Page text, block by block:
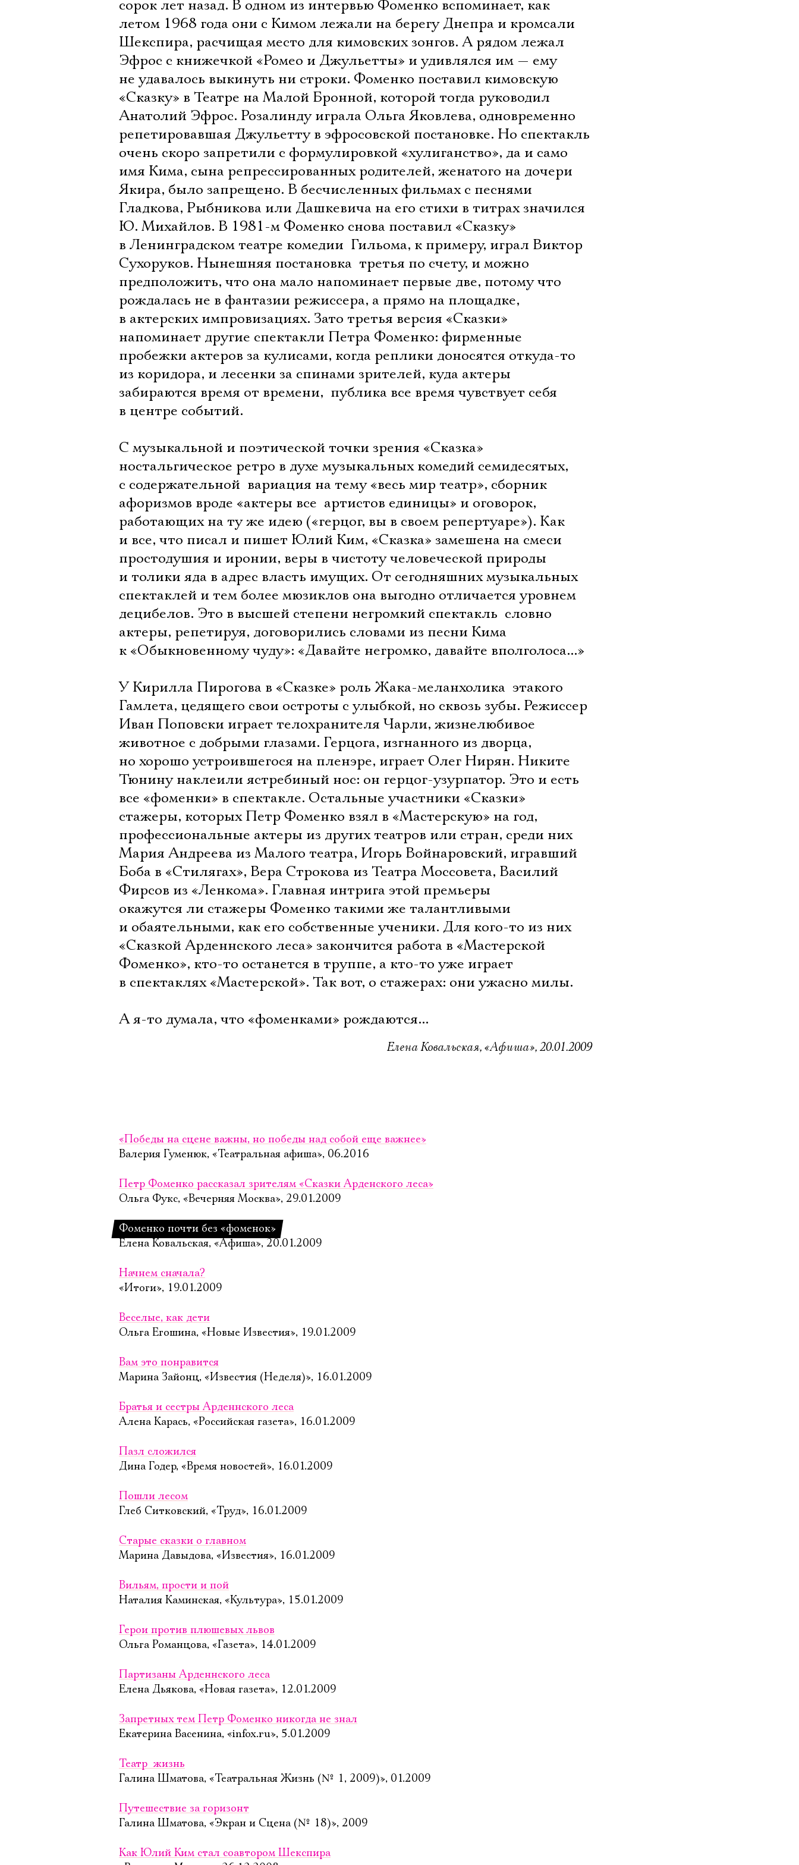
сорок лет назад. В одном из интервью Фоменко вспоминает, как
летом 1968 года они с Кимом лежали на берегу Днепра и кромсали
Шекспира, расчищая место для кимовских зонгов. А рядом лежал
Эфрос с книжечкой «Ромео и Джульетты» и удивлялся им — ему
не удавалось выкинуть ни строки. Фоменко поставил кимовскую
«Сказку» в Театре на Малой Бронной, которой тогда руководил
Анатолий Эфрос. Розалинду играла Ольга Яковлева, одновременно
репетировавшая Джульетту в эфросовской постановке. Но спектакль
очень скоро запретили с формулировкой «хулиганство», да и само
имя Кима, сына репрессированных родителей, женатого на дочери
Якира, было запрещено. В бесчисленных фильмах с песнями
Гладкова, Рыбникова или Дашкевича на его стихи в титрах значился
Ю. Михайлов. В 1981-м Фоменко снова поставил «Сказку»
в Ленинградском театре комедии  Гильома, к примеру, играл Виктор
Сухоруков. Нынешняя постановка  третья по счету, и можно
предположить, что она мало напоминает первые две, потому что
рождалась не в фантазии режиссера, а прямо на площадке,
в актерских импровизациях. Зато третья версия «Сказки»
напоминает другие спектакли Петра Фоменко: фирменные
пробежки актеров за кулисами, когда реплики доносятся откуда-то
из коридора, и лесенки за спинами зрителей, куда актеры
забираются время от времени,  публика все время чувствует себя
в центре событий.
С музыкальной и поэтической точки зрения «Сказка» 
ностальгическое ретро в духе музыкальных комедий семидесятых,
с содержательной  вариация на тему «весь мир театр», сборник
афоризмов вроде «актеры все  артистов единицы» и оговорок,
работающих на ту же идею («герцог, вы в своем репертуаре»). Как
и все, что писал и пишет Юлий Ким, «Сказка» замешена на смеси
простодушия и иронии, веры в чистоту человеческой природы
и толики яда в адрес власть имущих. От сегодняшних музыкальных
спектаклей и тем более мюзиклов она выгодно отличается уровнем
децибелов. Это в высшей степени негромкий спектакль  словно
актеры, репетируя, договорились словами из песни Кима
к «Обыкновенному чуду»: «Давайте негромко, давайте вполголоса...»
У Кирилла Пирогова в «Сказке» роль Жака-меланхолика  этакого
Гамлета, цедящего свои остроты с улыбкой, но сквозь зубы. Режиссер
Иван Поповски играет телохранителя Чарли, жизнелюбивое
животное с добрыми глазами. Герцога, изгнанного из дворца,
но хорошо устроившегося на пленэре, играет Олег Нирян. Никите
Тюнину наклеили ястребиный нос: он герцог-узурпатор. Это и есть
все «фоменки» в спектакле. Остальные участники «Сказки» 
стажеры, которых Петр Фоменко взял в «Мастерскую» на год,
профессиональные актеры из других театров или стран, среди них
Мария Андреева из Малого театра, Игорь Войнаровский, игравший
Боба в «Стилягах», Вера Строкова из Театра Моссовета, Василий
Фирсов из «Ленкома». Главная интрига этой премьеры 
окажутся ли стажеры Фоменко такими же талантливыми
и обаятельными, как его собственные ученики. Для кого-то из них
«Сказкой Арденнского леса» закончится работа в «Мастерской
Фоменко», кто-то останется в труппе, а кто-то уже играет
в спектаклях «Мастерской». Так вот, о стажерах: они ужасно милы.
А я-то думала, что «фоменками» рождаются...
Елена Ковальская, «Афиша», 20.01.2009
«Победы на сцене важны, но победы над собой еще важнее»
Валерия Гуменюк, «Театральная афиша», 06.2016
Петр Фоменко рассказал зрителям «Сказки Арденского леса»
Ольга Фукс, «Вечерняя Москва», 29.01.2009
Фоменко почти без «фоменок»
Елена Ковальская, «Афиша», 20.01.2009
Начнем сначала?
«Итоги», 19.01.2009
Веселые, как дети
Ольга Егошина, «Новые Известия», 19.01.2009
Вам это понравится
Марина Зайонц, «Известия (Неделя)», 16.01.2009
Братья и сестры Арденнского леса
Алена Карась, «Российская газета», 16.01.2009
Пазл сложился
Дина Годер, «Время новостей», 16.01.2009
Пошли лесом
Глеб Ситковский, «Труд», 16.01.2009
Старые сказки о главном
Марина Давыдова, «Известия», 16.01.2009
Вильям, прости и пой
Наталия Каминская, «Культура», 15.01.2009
Герои против плюшевых львов
Ольга Романцова, «Газета», 14.01.2009
Партизаны Арденнского леса
Елена Дьякова, «Новая газета», 12.01.2009
Запретных тем Петр Фоменко никогда не знал
Екатерина Васенина, «infox.ru», 5.01.2009
Театр  жизнь
Галина Шматова, «Театральная Жизнь (№ 1, 2009)», 01.2009
Путешествие за горизонт
Галина Шматова, «Экран и Сцена (№ 18)», 2009
Как Юлий Ким стал соавтором Шекспира
Электропочта
Имя
Ознакомиться